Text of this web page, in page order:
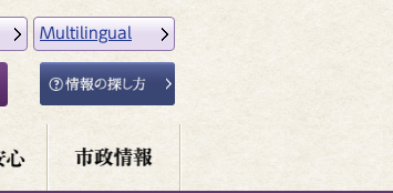
Multilingual